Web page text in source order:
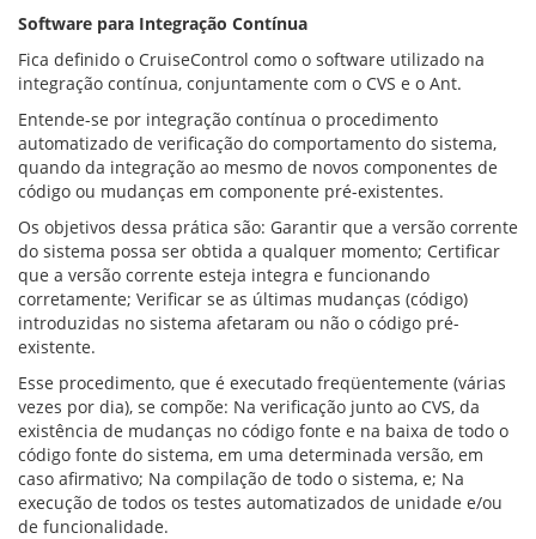
Software para Integração Contínua
Fica definido o CruiseControl como o software utilizado na
integração contínua, conjuntamente com o CVS e o Ant.
Entende-se por integração contínua o procedimento
automatizado de verificação do comportamento do sistema,
quando da integração ao mesmo de novos componentes de
código ou mudanças em componente pré-existentes.
Os objetivos dessa prática são: Garantir que a versão corrente
do sistema possa ser obtida a qualquer momento; Certificar
que a versão corrente esteja integra e funcionando
corretamente; Verificar se as últimas mudanças (código)
introduzidas no sistema afetaram ou não o código pré-
existente.
Esse procedimento, que é executado freqüentemente (várias
vezes por dia), se compõe: Na verificação junto ao CVS, da
existência de mudanças no código fonte e na baixa de todo o
código fonte do sistema, em uma determinada versão, em
caso afirmativo; Na compilação de todo o sistema, e; Na
execução de todos os testes automatizados de unidade e/ou
de funcionalidade.